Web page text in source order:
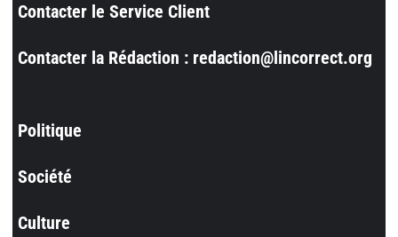
Contacter le Service Client
Contacter la Rédaction : redaction@lincorrect.org
Politique
Société
Culture